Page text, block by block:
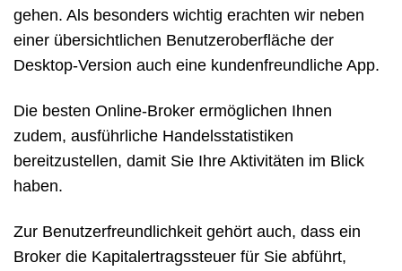
gehen. Als besonders wichtig erachten wir neben
einer übersichtlichen Benutzeroberfläche der
Desktop-Version auch eine kundenfreundliche App.
Die besten Online-Broker ermöglichen Ihnen
zudem, ausführliche Handelsstatistiken
bereitzustellen, damit Sie Ihre Aktivitäten im Blick
haben.
Zur Benutzerfreundlichkeit gehört auch, dass ein
Broker die Kapitalertragssteuer für Sie abführt,